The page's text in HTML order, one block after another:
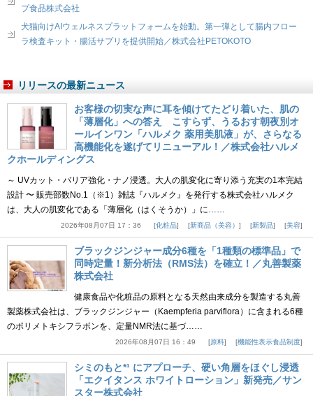
プ食品株式会社
犬猫向けAIウェルネスプラットフォームを始動。第一弾として腸内フロー
ラ検査キット・腸活サプリを提供開始／株式会社PETOKOTO
リリースの最新ニュース
お客様の切実な声に耳を傾けてたどり着いた、肌の
「薄層化」への答え こすらず、うるおす朝夜別オ
ールインワン「ハルメク 薬用美肌液」が、さらなる
高機能化を遂げてリニューアル！／株式会社ハルメ
クホールディングス
～ UVカット・バリア強化・ナノ浸透。大人の肌変化に寄り添う充実の1本完結
設計 〜 販売部数No.1（※1）雑誌『ハルメク』を発行する株式会社ハルメク
は、大人の肌変化である「薄層化（はくそうか）」に……
2026年08月07日 17：36 化粧品 新商品（美容） 新製品 美容
ブラックジンジャー成分6種を「1種類の標準品」で
同時定量！新分析法（RMS法）を確立！／丸善製薬
株式会社
健康食品や化粧品の原料となる天然由来成分を製造する丸善
製薬株式会社は、ブラックジンジャー（Kaempferia parviflora）に含まれる6種
のポリメトキシフラボンを、定量NMR法に基づ……
2026年08月07日 16：49 原料 機能性表示食品制度
シミのもと*¹ にアプローチ、硬い角層をほぐし浸透
「エクイタンス ホワイトローション」新発売／サン
スター株式会社